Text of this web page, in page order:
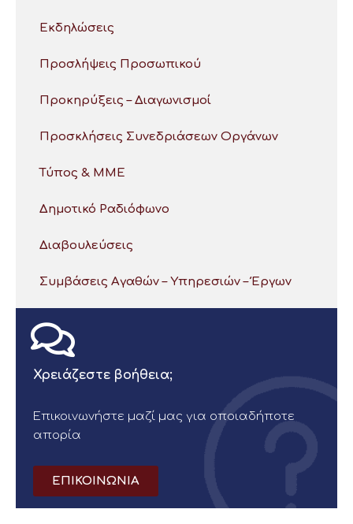
Εκδηλώσεις
Προσλήψεις Προσωπικού
Προκηρύξεις – Διαγωνισμοί
Προσκλήσεις Συνεδριάσεων Οργάνων
Τύπος & ΜΜΕ
Δημοτικό Ραδιόφωνο
Διαβουλεύσεις
Συμβάσεις Αγαθών – Υπηρεσιών – Έργων
Χρειάζεστε βοήθεια;
Επικοινωνήστε μαζί μας για οποιαδήποτε
απορία
ΕΠΙΚΟΙΝΩΝΙΑ